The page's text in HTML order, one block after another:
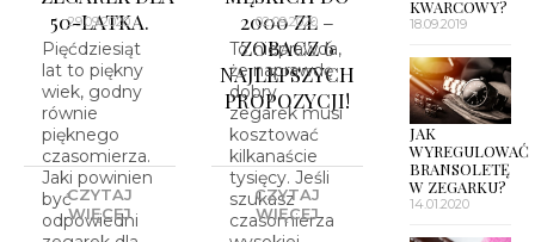
50-LATKA.
29.09.2020
Pięćdziesiąt
lat to piękny
wiek, godny
równie
pięknego
czasomierza.
Jaki powinien
być
odpowiedni
CZYTAJ
WIĘCEJ
2000 ZŁ –
ZOBACZ 6
NAJLEPSZYCH
PROPOZYCJI!
02.09.2020
To nieprawda,
że naprawdę
dobry
zegarek musi
kosztować
kilkanaście
tysięcy. Jeśli
szukasz
czasomierza
CZYTAJ
WIĘCEJ
KWARCOWY?
18.09.2019
JAK
WYREGULOWAĆ
BRANSOLETĘ
W ZEGARKU?
14.01.2020